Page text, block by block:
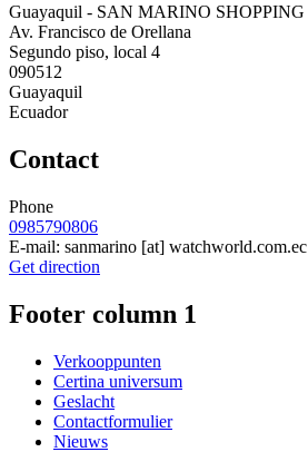
Guayaquil - SAN MARINO SHOPPING
Av. Francisco de Orellana
Segundo piso, local 4
090512
Guayaquil
Ecuador
Contact
Phone
0985790806
E-mail: sanmarino [at] watchworld.com.ec
Get direction
Footer column 1
Verkooppunten
Certina universum
Geslacht
Contactformulier
Nieuws